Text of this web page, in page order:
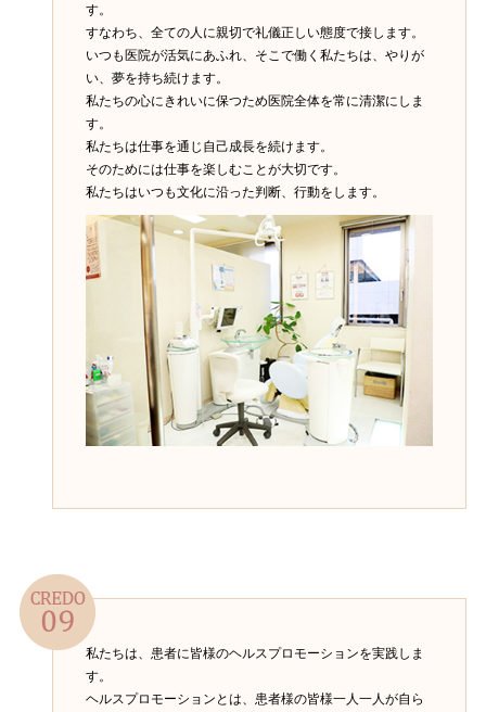
す。
すなわち、全ての人に親切で礼儀正しい態度で接します。
いつも医院が活気にあふれ、そこで働く私たちは、やりが
い、夢を持ち続けます。
私たちの心にきれいに保つため医院全体を常に清潔にしま
す。
私たちは仕事を通じ自己成長を続けます。
そのためには仕事を楽しむことが大切です。
私たちはいつも文化に沿った判断、行動をします。
私たちは、患者に皆様のヘルスプロモーションを実践しま
す。
ヘルスプロモーションとは、患者様の皆様一人一人が自ら